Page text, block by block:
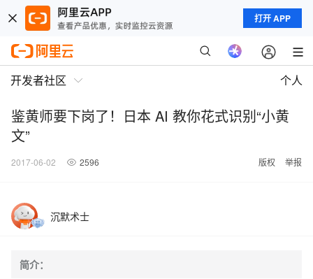
打开 APP
开发者社区 个人
鉴黄师要下岗了！日本 AI 教你花式识别“小黄
文”
2017-06-02 2596 版权 举报
沉默术士
简介：